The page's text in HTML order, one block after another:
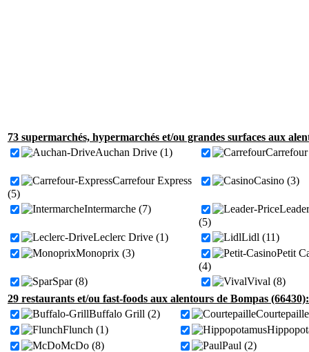
73 supermarchés, hypermarchés et/ou grandes surfaces aux
Auchan Drive (1)
Carrefour Express
(5)
Casino (3)
Intermarche (7)
(5)
Leclerc Drive (1)
Lidl (11)
Monoprix (3)
Petit
(4)
Spar (8)
Vival (8)
29 restaurants et/ou fast-foods aux alentours de Bompas (66430):
Buffalo Grill (2)
Flunch (1)
McDo (8)
Paul (2)